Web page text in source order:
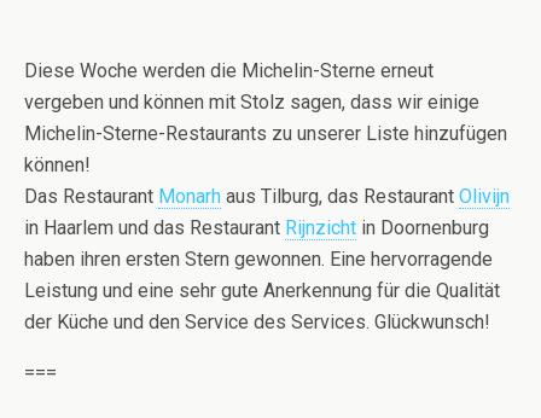
Diese Woche werden die Michelin-Sterne erneut
vergeben und können mit Stolz sagen, dass wir einige
Michelin-Sterne-Restaurants zu unserer Liste hinzufügen
können!
Das Restaurant Monarh aus Tilburg, das Restaurant Olivijn
in Haarlem und das Restaurant Rijnzicht in Doornenburg
haben ihren ersten Stern gewonnen. Eine hervorragende
Leistung und eine sehr gute Anerkennung für die Qualität
der Küche und den Service des Services. Glückwunsch!
===